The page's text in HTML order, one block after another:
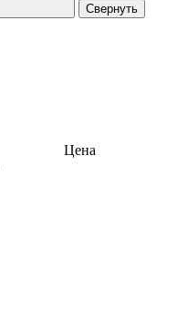
Свернуть
Цена